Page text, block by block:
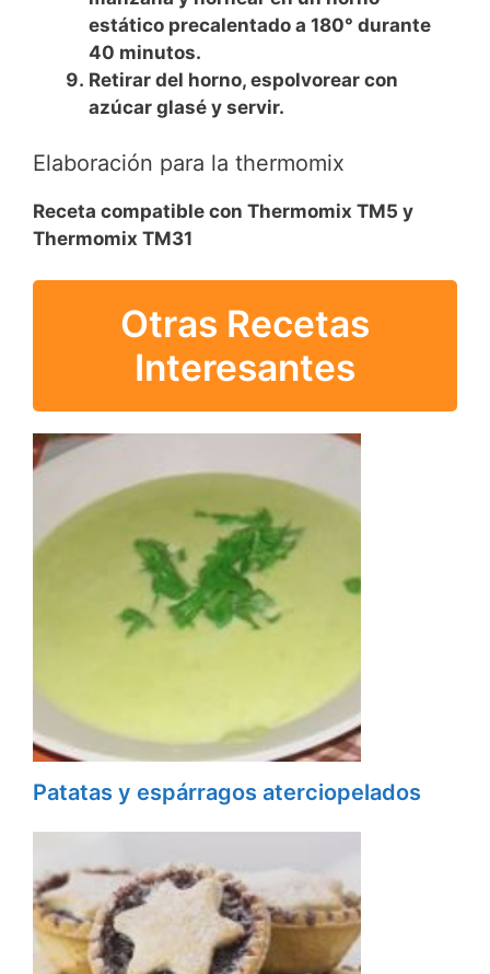
estático precalentado a 180° durante
40 minutos.
Retirar del horno, espolvorear con
azúcar glasé y servir.
Elaboración para la thermomix
Receta compatible con Thermomix TM5 y
Thermomix TM31
Otras Recetas
Interesantes
Patatas y espárragos aterciopelados